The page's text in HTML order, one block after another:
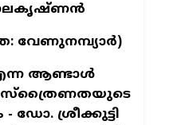
വേണുനമ്പ്യാർ)
ആണ്ടാള്‍
സ്ത്രൈണതയുടെ
ഡോ. ശ്രീക്കുട്ടി